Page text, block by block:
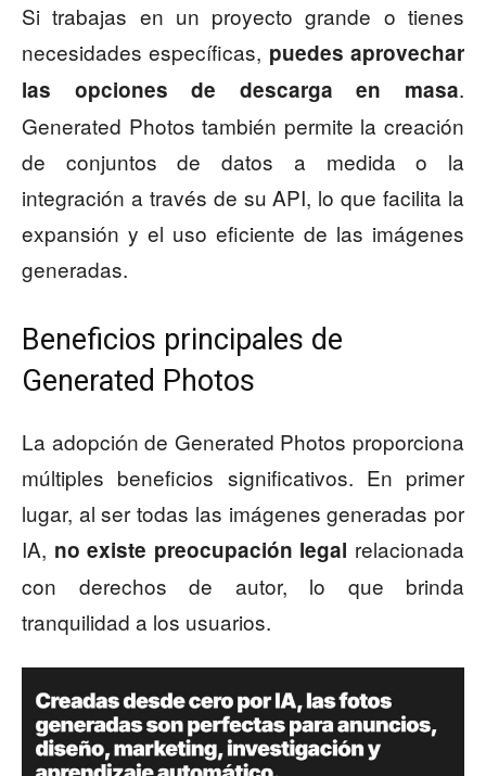
Si trabajas en un proyecto grande o tienes
necesidades específicas, puedes aprovechar
las opciones de descarga en masa.
Generated Photos también permite la creación
de conjuntos de datos a medida o la
integración a través de su API, lo que facilita la
expansión y el uso eficiente de las imágenes
generadas.
Beneficios principales de
Generated Photos
La adopción de Generated Photos proporciona
múltiples beneficios significativos. En primer
lugar, al ser todas las imágenes generadas por
IA, no existe preocupación legal relacionada
con derechos de autor, lo que brinda
tranquilidad a los usuarios.